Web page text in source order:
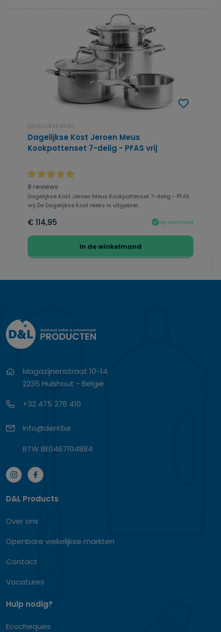
DAGELIJKSE KOST
Dagelijkse Kost Jeroen Meus
Kookpottenset 7-delig - PFAS vrij
Gemiddelde waardering van 4.94 van 5 sterren
8 reviews
Dagelijkse Kost Jeroen Meus Kookpottenset 7-delig - PFAS
vrij De Dagelijkse Kost reeks is uitgebrei...
€ 114,95 op voorraad
In de winkelmand
Magazijnenstraat 10-14
2235 Hulshout - België
+32 475 276 410
info@denl.be
BTW BE0467104884
D&L Products
Over ons
Openbare wekelijkse markten
Contact
Vacatures
Hulp nodig?
Ecocheques